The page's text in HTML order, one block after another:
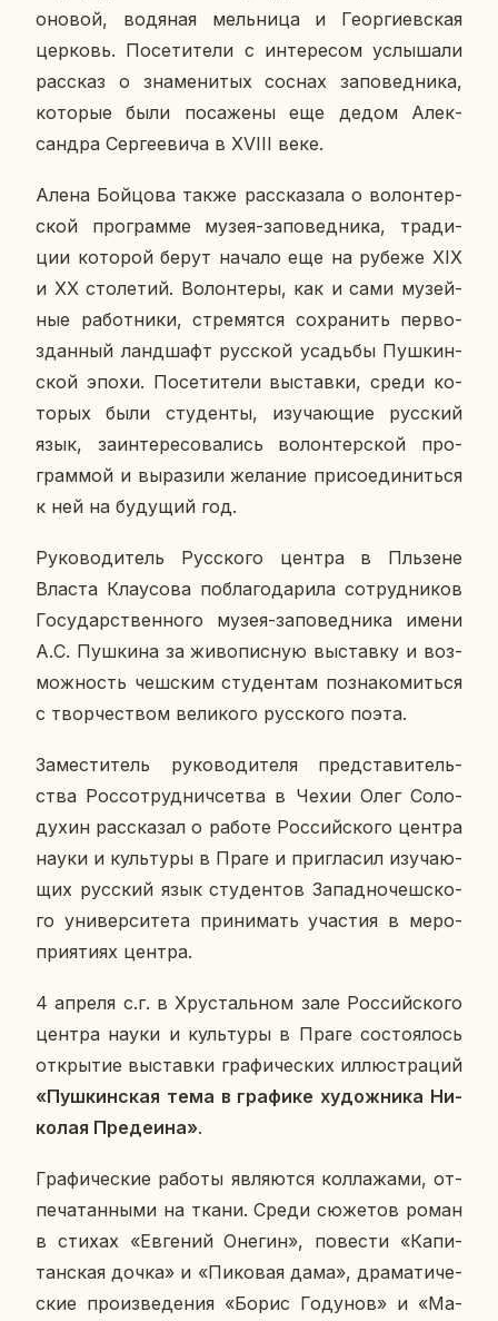
о­но­вой, во­дя­ная мель­ни­ца и Ге­ор­ги­ев­ская
цер­ковь. По­се­ти­те­ли с ин­те­ре­сом услы­ша­ли
рас­сказ о зна­ме­ни­тых соснах за­по­вед­ни­ка,
ко­то­рые были по­са­же­ны еще дедом Алек­
сандра Сер­ге­е­ви­ча в XVIII веке.
Алена Бой­цо­ва также рас­ска­за­ла о во­лон­тер­
ской про­грам­ме музея-за­по­вед­ни­ка, тра­ди­
ции ко­то­рой берут начало еще на рубеже XIX
и XX сто­ле­тий. Во­лон­те­ры, как и сами му­зей­
ные ра­бот­ни­ки, стре­мят­ся со­хра­нить пер­во­
здан­ный ланд­шафт рус­ской усадь­бы Пуш­кин­
ской эпохи. По­се­ти­те­ли вы­став­ки, среди ко­
то­рых были сту­ден­ты, изу­ча­ю­щие рус­ский
язык, за­ин­те­ре­со­ва­лись во­лон­тер­ской про­
грам­мой и вы­ра­зи­ли же­ла­ние при­со­еди­нить­ся
к ней на бу­ду­щий год.
Ру­ко­во­ди­тель Рус­ско­го центра в Пль­зене
Власта Клау­со­ва по­бла­го­да­ри­ла со­труд­ни­ков
Го­су­дар­ствен­но­го музея-за­по­вед­ни­ка имени
А.С. Пуш­ки­на за жи­во­пис­ную вы­став­ку и воз­
мож­ность чеш­ским сту­ден­там по­зна­ко­мить­ся
с твор­че­ством ве­ли­ко­го рус­ско­го поэта.
За­ме­сти­тель ру­ко­во­ди­те­ля пред­ста­ви­тель­
ства Рос­со­труд­нич­сетва в Чехии Олег Со­ло­
ду­хин рас­ска­зал о работе Рос­сий­ско­го центра
науки и куль­ту­ры в Праге и при­гла­сил изу­ча­ю­
щих рус­ский язык сту­ден­тов За­пад­но­чеш­ско­
го уни­вер­си­те­та при­ни­мать уча­стия в ме­ро­
при­я­ти­ях центра.
4 апреля с.г. в Хру­сталь­ном зале Рос­сий­ско­го
центра науки и куль­ту­ры в Праге со­сто­я­лось
от­кры­тие вы­став­ки гра­фи­че­ских ил­лю­стра­ций
«Пуш­кин­ская тема в гра­фи­ке ху­дож­ни­ка Ни­
ко­лая Пре­де­и­на».
Гра­фи­че­ские работы яв­ля­ют­ся кол­ла­жа­ми, от­
пе­ча­тан­ны­ми на ткани. Среди сю­же­тов роман
в стихах «Ев­ге­ний Онегин», по­ве­сти «Ка­пи­
тан­ская дочка» и «Пи­ко­вая дама», дра­ма­ти­че­
ские про­из­ве­де­ния «Борис Го­ду­нов» и «Ма­